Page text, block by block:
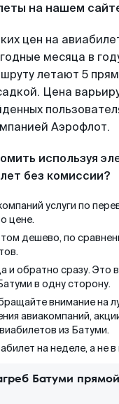
на нашем
цен на
месяца в
летают 5
Цена
Аэрофлот.
используя
без комиссии?
услуги по
цене.
дешево, по
и обратно сразу. Это
в одну сторону.
внимание на
авиакомпаний,
из Батуми.
на неделе, а не
Батуми